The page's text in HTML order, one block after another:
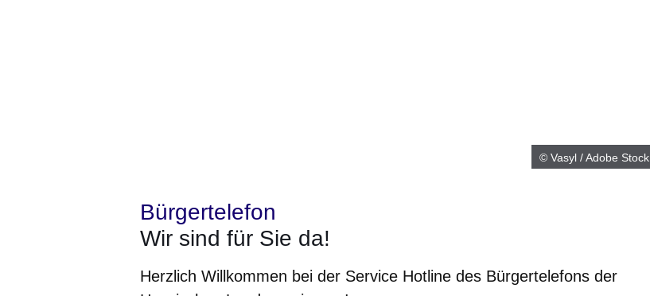
© Vasyl / Adobe Stock
Bürgertelefon
Wir sind für Sie da!
Herzlich Willkommen bei der Service Hotline des Bürgertelefons der